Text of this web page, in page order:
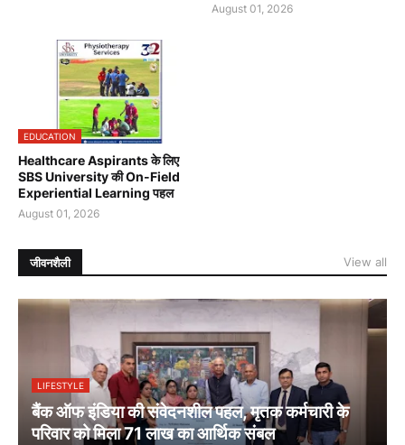
August 01, 2026
EDUCATION
Healthcare Aspirants के लिए
SBS University की On-Field
Experiential Learning पहल
August 01, 2026
जीवनशैली View all
LIFESTYLE
बैंक ऑफ इंडिया की संवेदनशील पहल, मृतक कर्मचारी के
परिवार को मिला 71 लाख का आर्थिक संबल